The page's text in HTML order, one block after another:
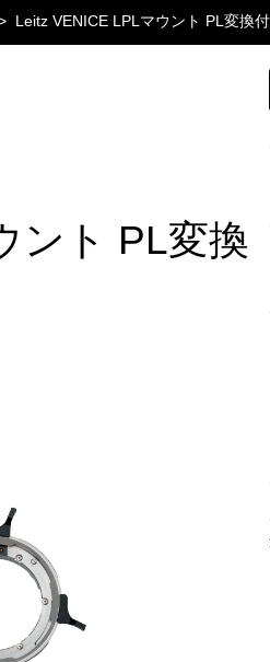
Leitz VENICE LPLマウント PL変換付
ント PL変換